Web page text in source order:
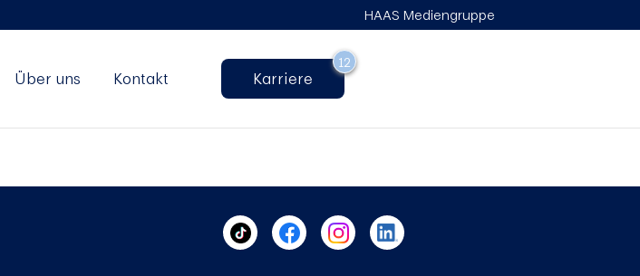
HAAS Mediengruppe
Über uns Kontakt Karriere
12